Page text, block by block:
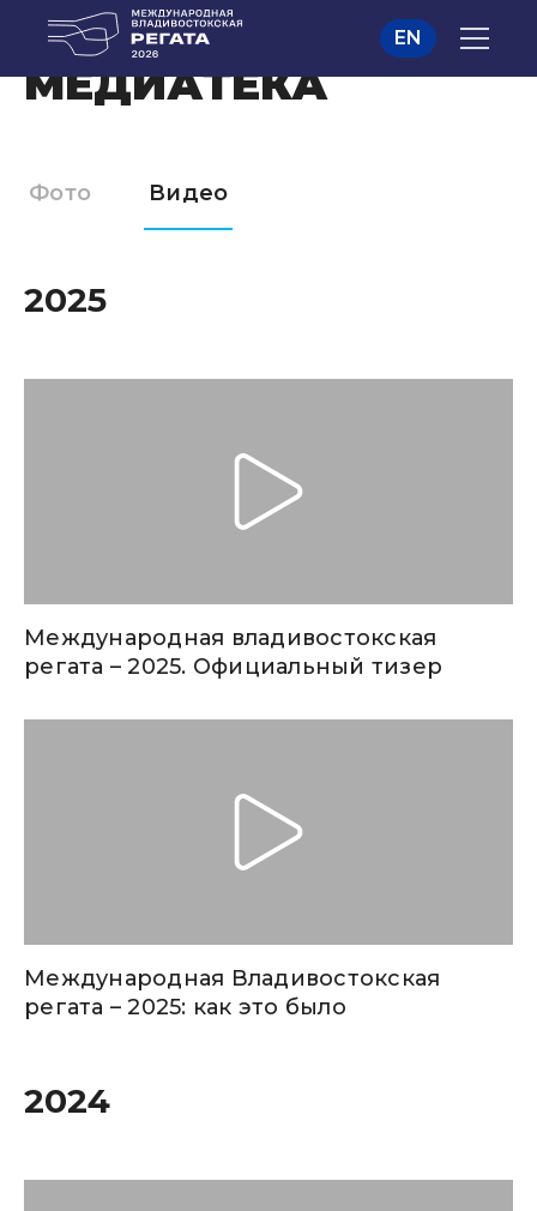
EN
МЕДИАТЕКА
Фото Видео
2025
Международная владивостокская
регата – 2025. Официальный тизер
Международная Владивостокская
регата – 2025: как это было
2024